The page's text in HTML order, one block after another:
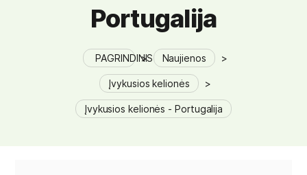
Portugalija
> Naujienos >
Įvykusios kelionės >
Įvykusios kelionės - Portugalija